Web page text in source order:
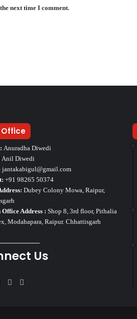
next time I comment.
Office
Anuradha Diwedi
Anil Diwedi
jantakabigul@gmail.com
+91 98265 50374
Dubey Colony Mowa, Raipur,
Address : Shop 8, 3rd floor, Pithalia
Modahapara, Raipur. Chhattisgarh
Us
TwitterYouTube